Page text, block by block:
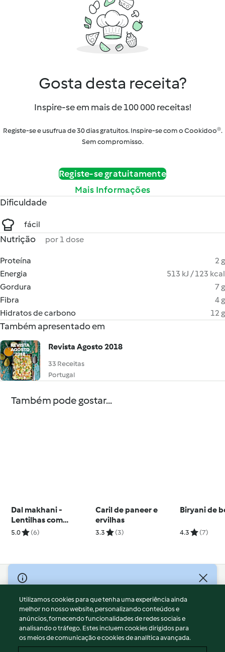
Gosta desta receita?
Inspire-se em mais de 100 000 receitas!
Registe-se e usufrua de 30 dias gratuitos. Inspire-se com o Cookidoo®.
Sem compromisso.
Registe-se gratuitamente
Mais Informações
Dificuldade
fácil
Nutrição por 1 dose
Proteína
2 g
Energia
513 kJ / 123 kcal
Gordura
7 g
Fibra
4 g
Hidratos de carbono
12 g
Também apresentado em
Revista Agosto 2018
33 Receitas
Portugal
Também pode gostar...
Dal makhani -
Lentilhas com
manteiga
5.0 (6)
Caril de paneer e
ervilhas
3.3 (3)
Biryani de
4.3 (7)
© Copyright 2026
Termos de Utilização
Aviso sobre Proteção de Dados
Aviso
Apoio legal
Utilizamos cookies para que tenha uma experiência ainda
melhor no nosso website, personalizando conteúdos e
anúncios, fornecendo funcionalidades de redes sociais e
analisando o tráfego. Estes incluem cookies dirigidos para
os meios de comunicação e cookies de analítica avançada.